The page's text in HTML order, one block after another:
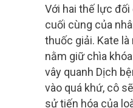
Với hai thế lực đối
cuối cùng của
thuốc giải. Kate
nằm giữ chìa
vây quanh Dịch
vào quá khứ, cô
sử tiến hóa của